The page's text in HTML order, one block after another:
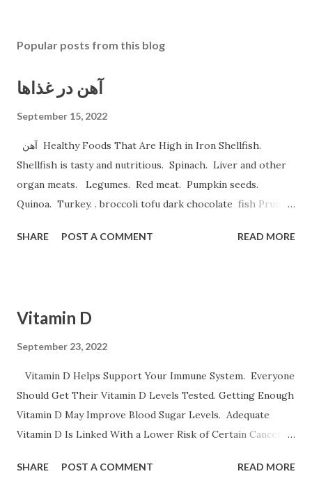
Popular posts from this blog
آهن در غذاها
September 15, 2022
Shellfish is tasty and nutritious. Spinach. Liver and other
organ meats. Legumes. Red meat. Pumpkin seeds.
Quinoa. Turkey. . broccoli tofu dark chocolate fish Prune
Spinach, Cashew Coconut and Raspberry Smoothie. و
سیب موز و انار عدس سیب زمینی برشته و نان پسته بادام وبادام
برزیلی و هندی اثرات کم خونی خستگی ضعف قوای جسمانی سینه
حاملگی باعث کم خونی می شود
SHARE POST A COMMENT READ MORE
Vitamin D
September 23, 2022
Vitamin D Helps Support Your Immune System. Everyone
Should Get Their Vitamin D Levels Tested. Getting Enough
Vitamin D May Improve Blood Sugar Levels. Adequate
Vitamin D Is Linked With a Lower Risk of Certain Cancers.
Vitamin D Benefits It strengthens the immune system. It
SHARE POST A COMMENT READ MORE